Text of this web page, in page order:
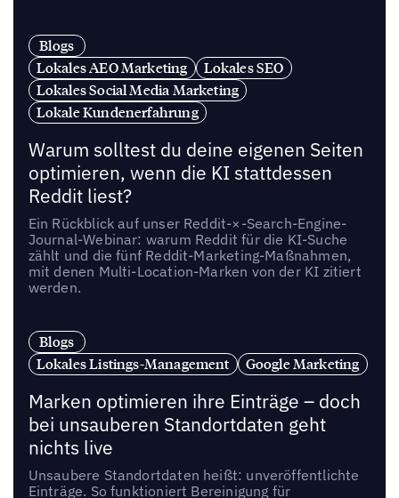
Blogs
Lokales AEO Marketing
Lokales SEO
Lokales Social Media Marketing
Lokale Kundenerfahrung
Warum solltest du deine eigenen Seiten
optimieren, wenn die KI stattdessen
Reddit liest?
Ein Rückblick auf unser Reddit-×-Search-Engine-
Journal-Webinar: warum Reddit für die KI-Suche
zählt und die fünf Reddit-Marketing-Maßnahmen,
mit denen Multi-Location-Marken von der KI zitiert
werden.
Blogs
Lokales Listings-Management
Google Marketing
Marken optimieren ihre Einträge – doch
bei unsauberen Standortdaten geht
nichts live
Unsaubere Standortdaten heißt: unveröffentlichte
Einträge. So funktioniert Bereinigung für